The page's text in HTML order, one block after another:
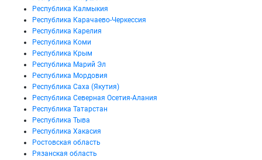
Республика Калмыкия
Республика Карачаево-Черкессия
Республика Карелия
Республика Коми
Республика Крым
Республика Марий Эл
Республика Мордовия
Республика Саха (Якутия)
Республика Северная Осетия-Алания
Республика Татарстан
Республика Тыва
Республика Хакасия
Ростовская область
Рязанская область